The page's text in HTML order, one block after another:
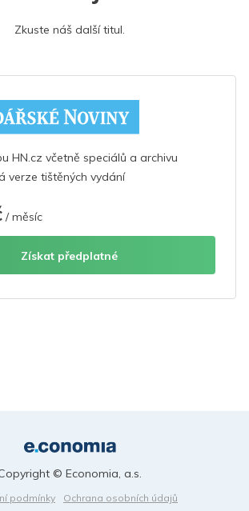
Zkuste náš další titul.
HN.cz včetně speciálů a archivu
verze tištěných vydání
/ měsíc
Získat předplatné
podmínky
Ochrana osobních údajů
© Economia, a.s.